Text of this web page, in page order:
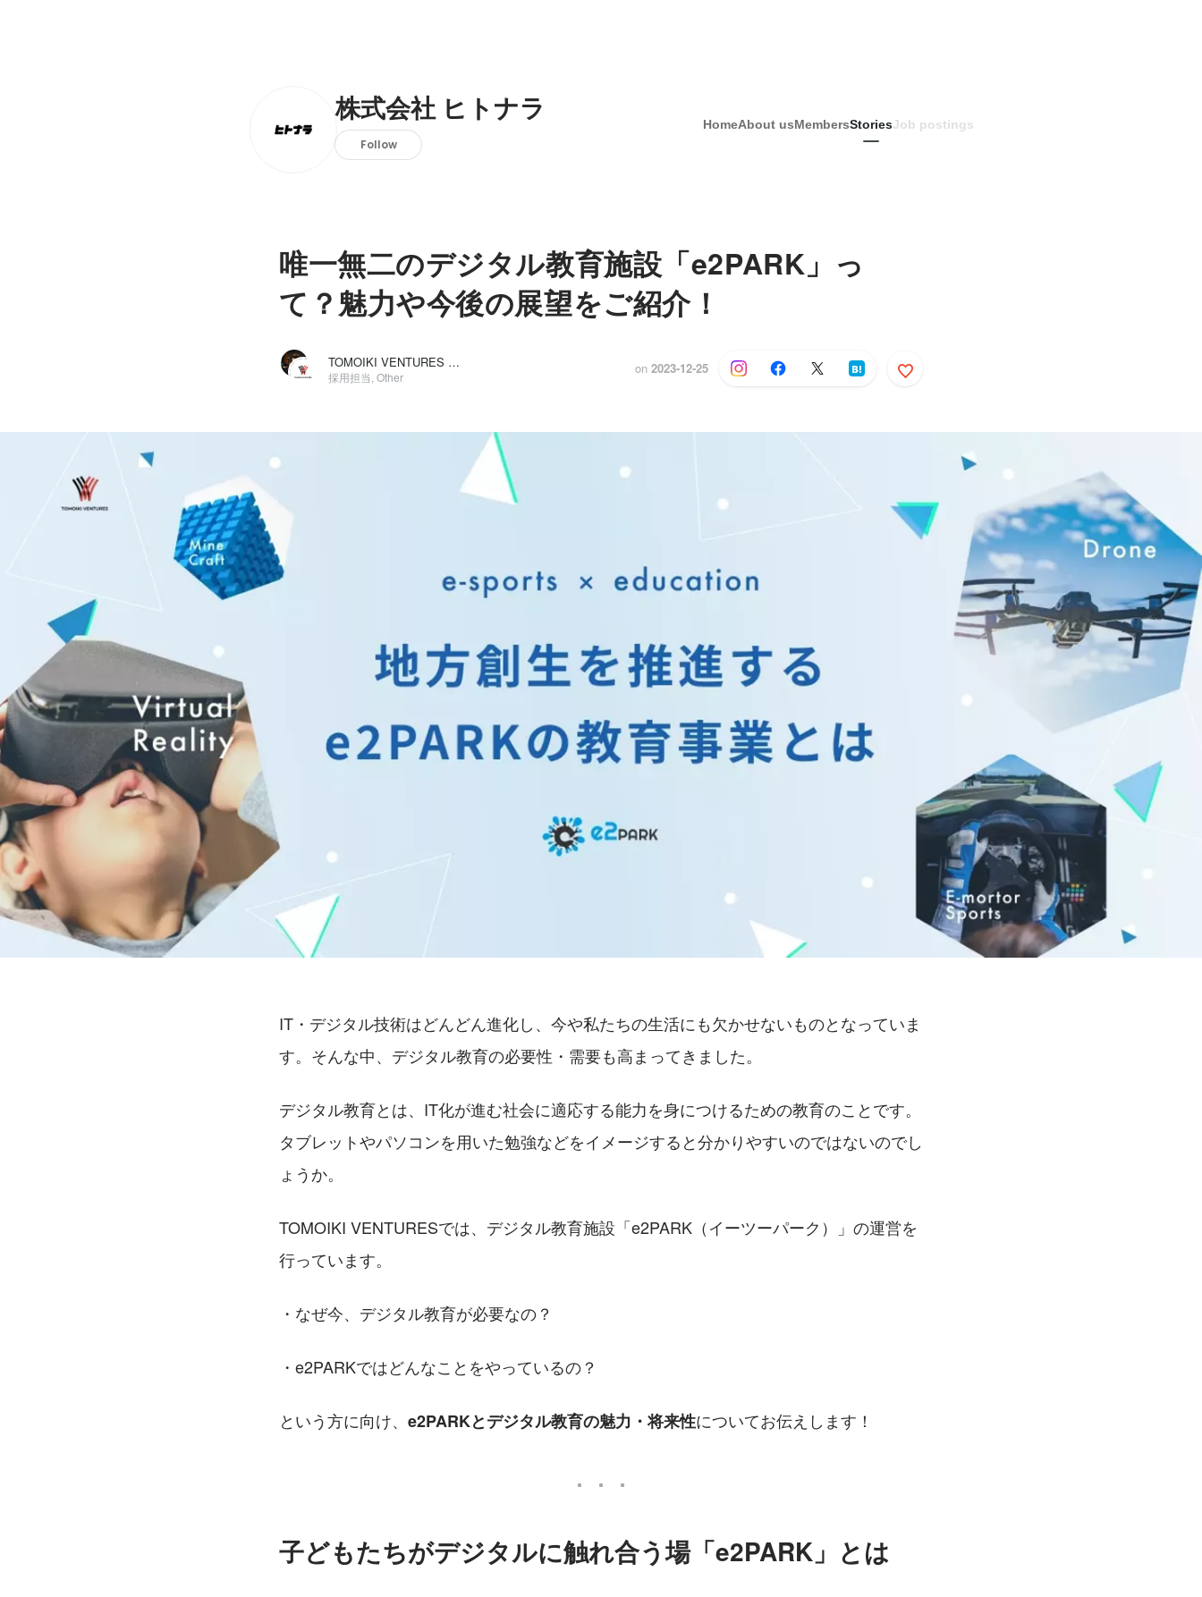
株式会社 ヒトナラ
Follow
HomeAbout usMembersStoriesJob postings
唯一無二のデジタル教育施設「e2PARK」っ
て？魅力や今後の展望をご紹介！
TOMOIKI VENTURES 採用担当, 福岡 奨鯉
採用担当, Other
on 2023-12-25
IT・デジタル技術はどんどん進化し、今や私たちの生活にも欠かせないものとなっていま
す。そんな中、デジタル教育の必要性・需要も高まってきました。
デジタル教育とは、IT化が進む社会に適応する能力を身につけるための教育のことです。
タブレットやパソコンを用いた勉強などをイメージすると分かりやすいのではないのでし
ょうか。
TOMOIKI VENTURESでは、デジタル教育施設「e2PARK（イーツーパーク）」の運営を
行っています。
・なぜ今、デジタル教育が必要なの？
・e2PARKではどんなことをやっているの？
という方に向け、 e2PARKとデジタル教育の魅力・将来性についてお伝えします！
子どもたちがデジタルに触れ合う場「e2PARK」とは
TOMOIKI VENTURES 採用担当
株式会社 ヒトナラ / 採用担当